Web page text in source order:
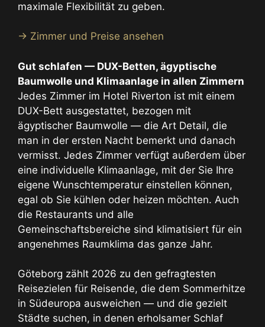
maximale Flexibilität zu geben.
→ Zimmer und Preise ansehen
Gut schlafen — DUX-Betten, ägyptische
Baumwolle und Klimaanlage in allen Zimmern
Jedes Zimmer im Hotel Riverton ist mit einem
DUX-Bett ausgestattet, bezogen mit
ägyptischer Baumwolle — die Art Detail, die
man in der ersten Nacht bemerkt und danach
vermisst. Jedes Zimmer verfügt außerdem über
eine individuelle Klimaanlage, mit der Sie Ihre
eigene Wunschtemperatur einstellen können,
egal ob Sie kühlen oder heizen möchten. Auch
die Restaurants und alle
Gemeinschaftsbereiche sind klimatisiert für ein
angenehmes Raumklima das ganze Jahr.
Göteborg zählt 2026 zu den gefragtesten
Reisezielen für Reisende, die dem Sommerhitze
in Südeuropa ausweichen — und die gezielt
Städte suchen, in denen erholsamer Schlaf